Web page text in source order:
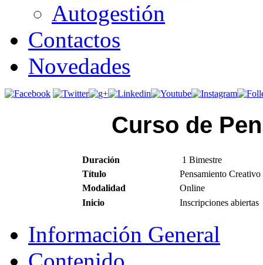
Autogestión
Contactos
Novedades
Curso de
Duración
1 Bimestre
Título
Pensamiento
Modalidad
Online
Inicio
Inscripciones abiertas
Información General